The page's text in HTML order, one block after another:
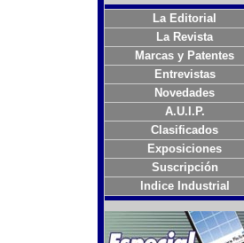
La Editorial
La Revista
Marcas y Patentes
Entrevistas
Novedades
A.U.I.P.
Clasificados
Exposiciones
Suscripción
Indice Industrial